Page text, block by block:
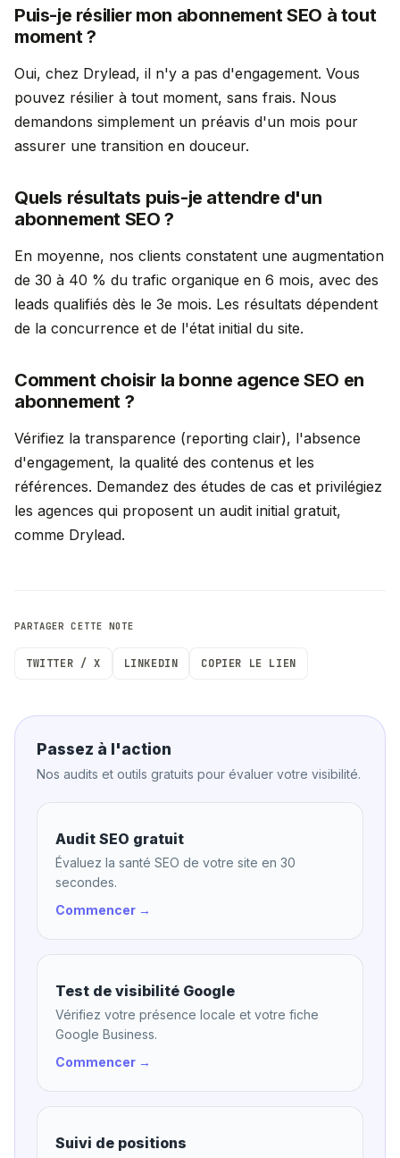
Puis-je résilier mon abonnement SEO à tout
moment ?
Oui, chez Drylead, il n'y a pas d'engagement. Vous
pouvez résilier à tout moment, sans frais. Nous
demandons simplement un préavis d'un mois pour
assurer une transition en douceur.
Quels résultats puis-je attendre d'un
abonnement SEO ?
En moyenne, nos clients constatent une augmentation
de 30 à 40 % du trafic organique en 6 mois, avec des
leads qualifiés dès le 3e mois. Les résultats dépendent
de la concurrence et de l'état initial du site.
Comment choisir la bonne agence SEO en
abonnement ?
Vérifiez la transparence (reporting clair), l'absence
d'engagement, la qualité des contenus et les
références. Demandez des études de cas et privilégiez
les agences qui proposent un audit initial gratuit,
comme Drylead.
PARTAGER CETTE NOTE
TWITTER / X LINKEDIN COPIER LE LIEN
Passez à l'action
Nos audits et outils gratuits pour évaluer votre visibilité.
Audit SEO gratuit
Évaluez la santé SEO de votre site en 30
secondes.
Commencer →
Test de visibilité Google
Vérifiez votre présence locale et votre fiche
Google Business.
Commencer →
Suivi de positions